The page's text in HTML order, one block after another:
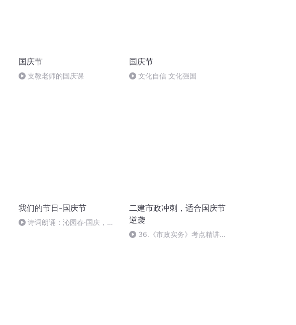
国庆节
支教老师的国庆课
国庆节
文化自信 文化强国
我们的节日-国庆节
诗词朗诵：沁园春·国庆，朗
二建市政冲刺，适合国庆节
逆袭
36.《市政实务》考点精讲第